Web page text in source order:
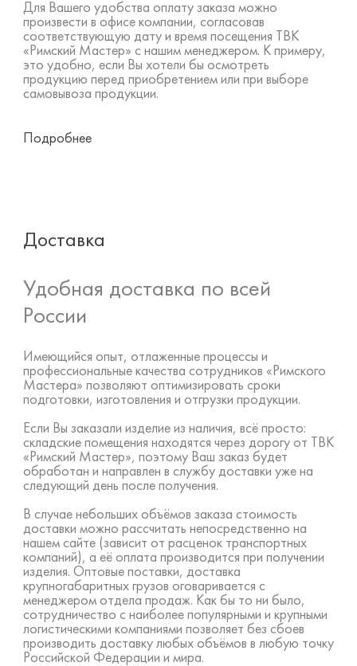
Для Вашего удобства оплату заказа можно
произвести в офисе компании, согласовав
соответствующую дату и время посещения ТВК
«Римский Мастер» с нашим менеджером. К примеру,
это удобно, если Вы хотели бы осмотреть
продукцию перед приобретением или при выборе
самовывоза продукции.
Подробнее
Доставка
Удобная доставка по всей
России
Имеющийся опыт, отлаженные процессы и
профессиональные качества сотрудников «Римского
Мастера» позволяют оптимизировать сроки
подготовки, изготовления и отгрузки продукции.
Если Вы заказали изделие из наличия, всё просто:
складские помещения находятся через дорогу от ТВК
«Римский Мастер», поэтому Ваш заказ будет
обработан и направлен в службу доставки уже на
следующий день после получения.
В случае небольших объёмов заказа стоимость
доставки можно рассчитать непосредственно на
нашем сайте (зависит от расценок транспортных
компаний), а её оплата производится при получении
изделия. Оптовые поставки, доставка
крупногабаритных грузов оговаривается с
менеджером отдела продаж. Как бы то ни было,
сотрудничество с наиболее популярными и крупными
логистическими компаниями позволяет без сбоев
производить доставку любых объёмов в любую точку
Российской Федерации и мира.